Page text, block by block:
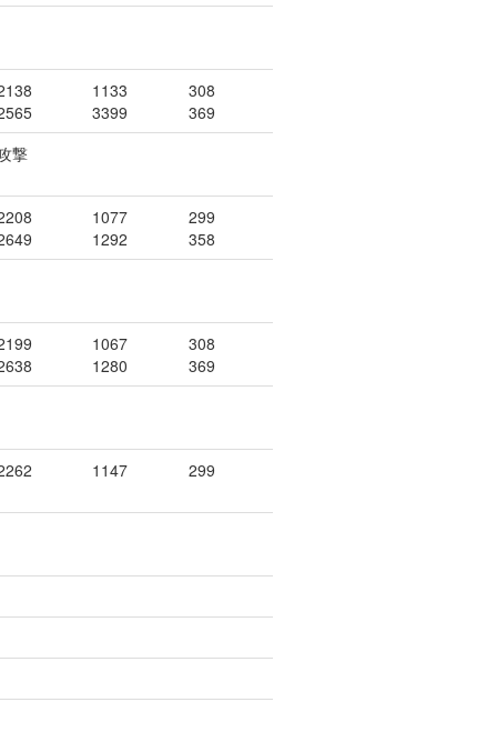
1133
3399
308
369
撃
1077
1292
299
358
1067
1280
308
369
1147 299